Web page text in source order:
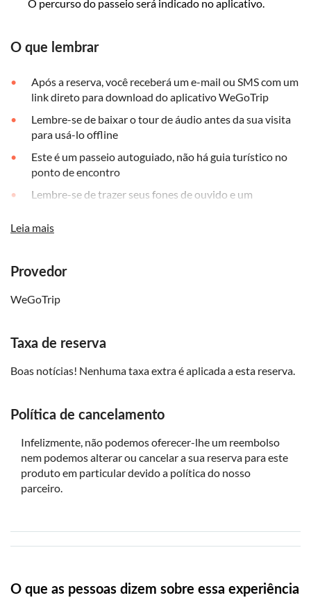
O percurso do passeio será indicado no aplicativo.
O que lembrar
Após a reserva, você receberá um e-mail ou SMS com um
link direto para download do aplicativo WeGoTrip
Lembre-se de baixar o tour de áudio antes da sua visita
para usá-lo offline
Este é um passeio autoguiado, não há guia turístico no
ponto de encontro
Lembre-se de trazer seus fones de ouvido e um
Esta atividade é recomendada para participantes com
Leia mais
Provedor
WeGoTrip
Taxa de reserva
Boas notícias! Nenhuma taxa extra é aplicada a esta reserva.
Política de cancelamento
Infelizmente, não podemos oferecer-lhe um reembolso
nem podemos alterar ou cancelar a sua reserva para este
produto em particular devido a política do nosso
parceiro.
O que as pessoas dizem sobre essa experiência